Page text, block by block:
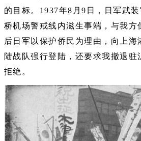
的目标。1937年8月9日，日军武
桥机场警戒线内滋生事端，与我方
后日军以保护侨民为理由，向上海
陆战队强行登陆，还要求我撤退驻
拒绝。